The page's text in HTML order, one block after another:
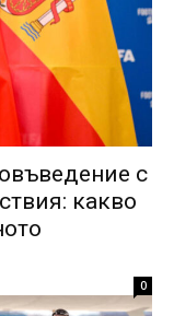
с
какво
0